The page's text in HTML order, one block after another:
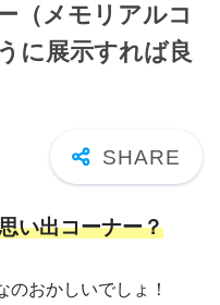
（メモリアルコ
に展示すれば良
い出コーナー？
おかしいでしょ！